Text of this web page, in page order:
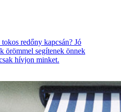
redőny kapcsán? Jó
örömmel segítenek önnek
hívjon minket.